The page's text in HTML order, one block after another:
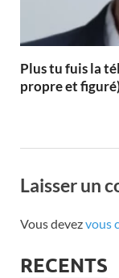
Plus tu fuis la
propre et
Laisser un
Vous devezvous
RECENTS